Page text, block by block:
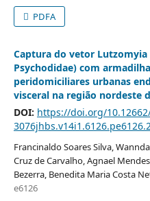
PDFA
Captura do vetor
Psychodidae) com
peridomiciliares urbanas
visceral na região nordeste
DOI: https://doi.org/
Francinaldo Soares Silva,
Cruz de Carvalho, Agnael
Bezerra, Benedita Maria Costa
e6126